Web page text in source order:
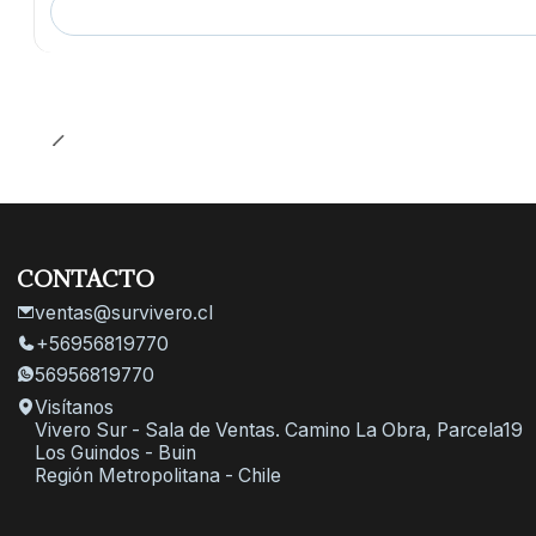
CONTACTO
ventas@survivero.cl
+56956819770
56956819770
Visítanos
Vivero Sur - Sala de Ventas. Camino La Obra, Parcela19
Los Guindos - Buin
Región Metropolitana - Chile